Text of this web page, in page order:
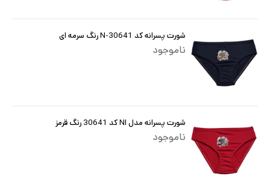
شورت پسرانه کد 30641-N رنگ سرمه ای
ناموجود
شورت پسرانه مدل NI کد 30641 رنگ قرمز
ناموجود